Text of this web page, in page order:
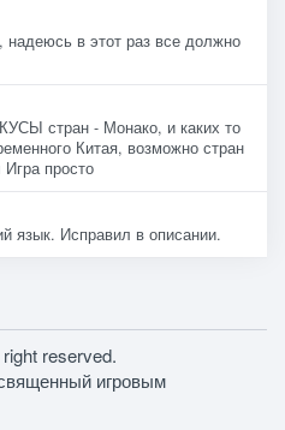
в этот раз все должно
стран - Монако, и каких то
Китая, возможно стран
просто
язык. Исправил в описании.
reserved.
игровым